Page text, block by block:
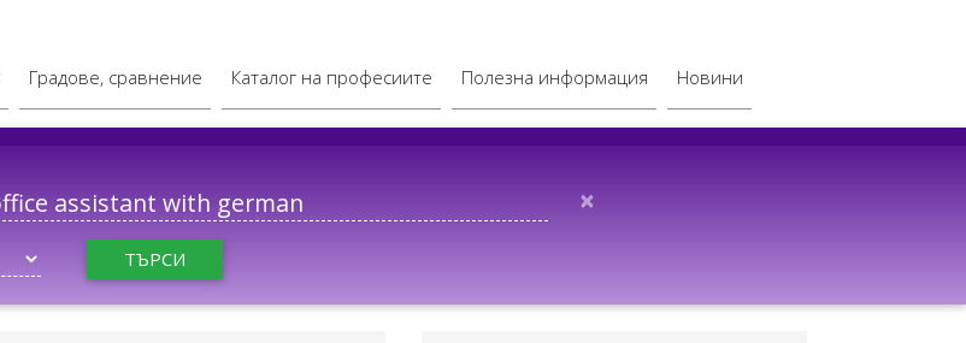
Градове, сравнение Каталог на професиите Полезна информация Новини
×
ТЪРСИ